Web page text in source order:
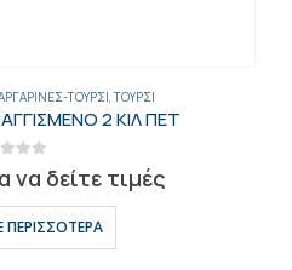
ΜΑΡΓΑΡΊΝΕΣ-ΤΟΥΡΣΊ,ΕΛΙΈΣ
500ΓΡ VACUM 20ΤΕΜ
out of 5
να δείτε τιμές
ΠΕΡΙΣΣΌΤΕΡΑ